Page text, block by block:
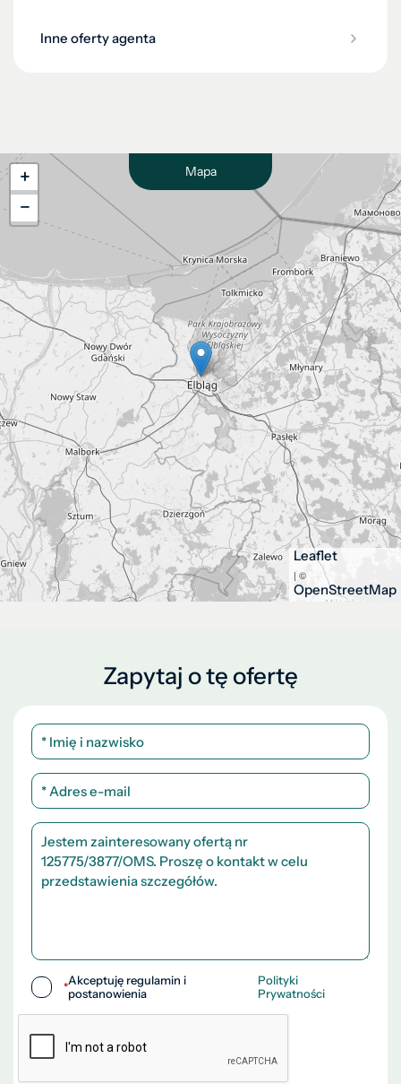
Inne oferty agenta
Mapa
+
−
Leaflet
| ©
OpenStreetMap
Zapytaj o tę ofertę
*Akceptuję regulamin i
postanowienia
Polityki
Prywatności